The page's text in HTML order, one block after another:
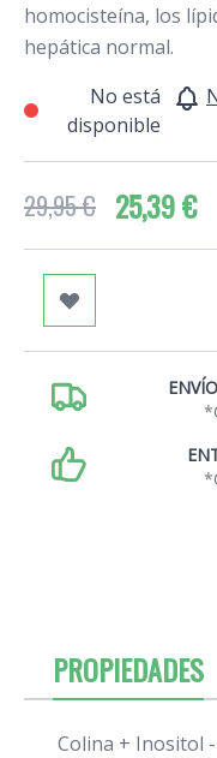
homocisteína, los
hepática normal.
No está
disponible
29,95 € 25,39 €
PROPIEDADES
Colina + Inositol